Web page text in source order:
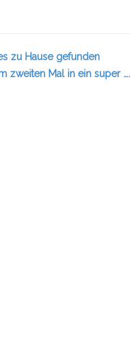
zu Hause gefunden
zweiten Mal in ein super ….